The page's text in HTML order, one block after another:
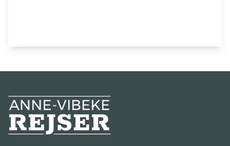
Anne-Vibeke Rejser